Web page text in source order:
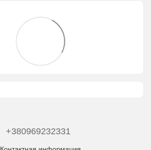
+380969232331